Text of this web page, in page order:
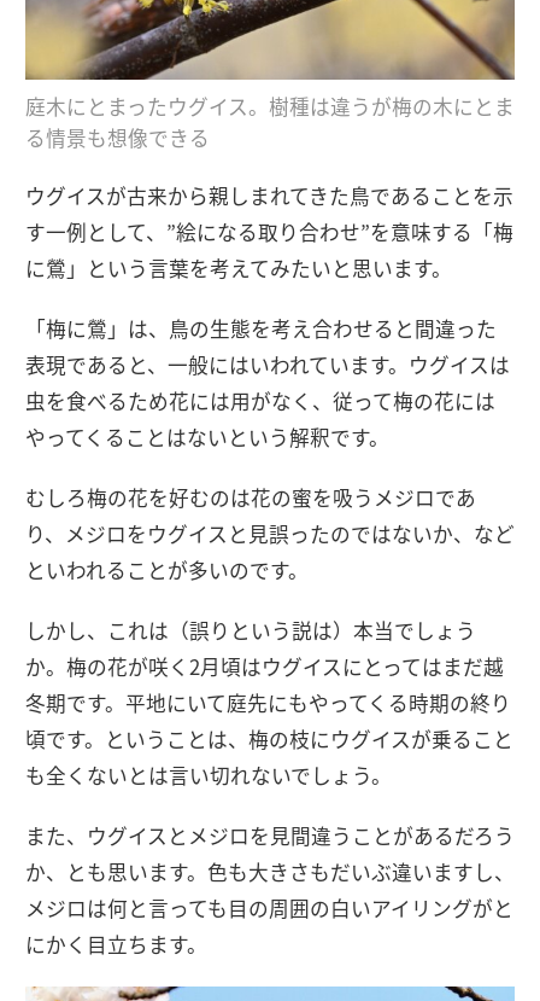
庭木にとまったウグイス。樹種は違うが梅の木にとま
る情景も想像できる
ウグイスが古来から親しまれてきた鳥であることを示
す一例として、”絵になる取り合わせ”を意味する「梅
に鶯」という言葉を考えてみたいと思います。
「梅に鶯」は、鳥の生態を考え合わせると間違った
表現であると、一般にはいわれています。ウグイスは
虫を食べるため花には用がなく、従って梅の花には
やってくることはないという解釈です。
むしろ梅の花を好むのは花の蜜を吸うメジロであ
り、メジロをウグイスと見誤ったのではないか、など
といわれることが多いのです。
しかし、これは（誤りという説は）本当でしょう
か。梅の花が咲く2月頃はウグイスにとってはまだ越
冬期です。平地にいて庭先にもやってくる時期の終り
頃です。ということは、梅の枝にウグイスが乗ること
も全くないとは言い切れないでしょう。
また、ウグイスとメジロを見間違うことがあるだろう
か、とも思います。色も大きさもだいぶ違いますし、
メジロは何と言っても目の周囲の白いアイリングがと
にかく目立ちます。